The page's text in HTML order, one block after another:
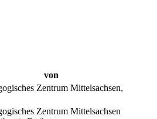
von
Zentrum Mittelsachsen,
Zentrum Mittelsachsen